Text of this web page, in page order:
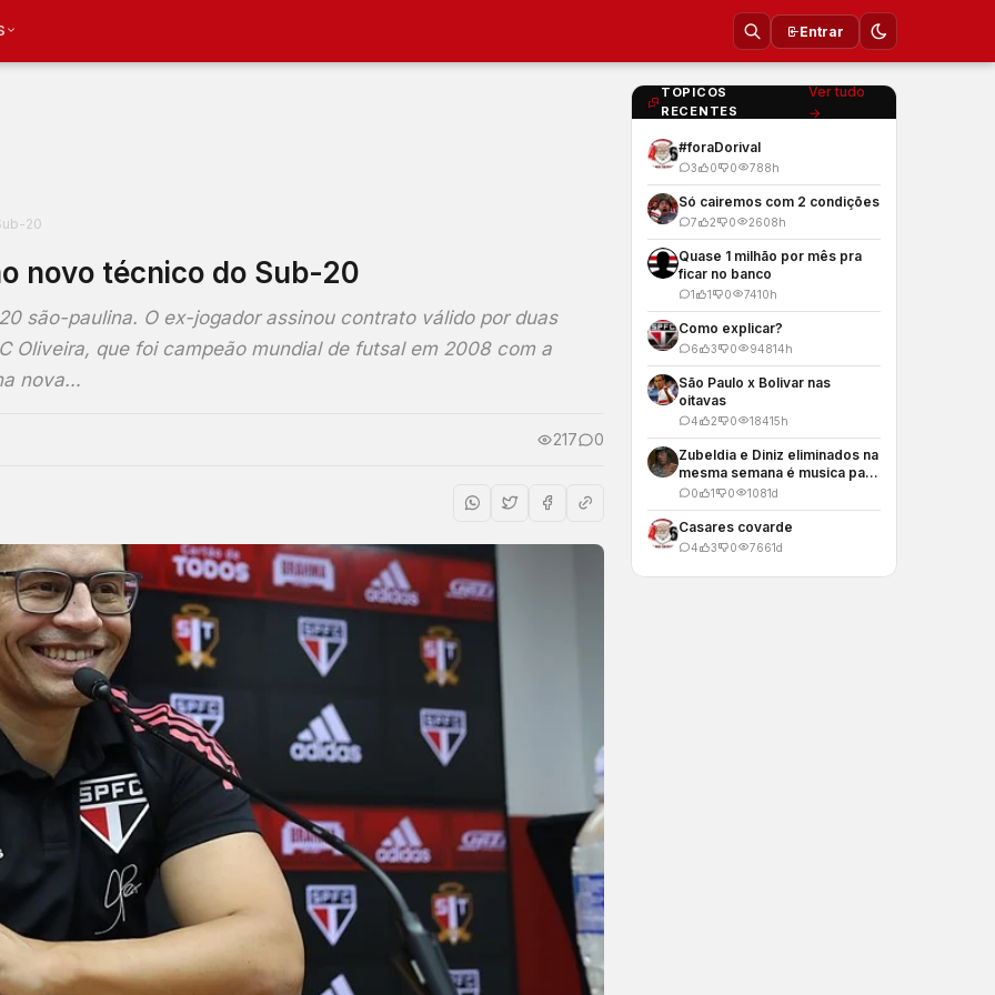
Entrar
20
novo técnico do Sub-20
são-paulina. O ex-jogador assinou contrato válido por duas
Oliveira, que foi campeão mundial de futsal em 2008 com a
nova…
217 0
TOPICOS
RECENTES
Ver tudo
→
#foraDorival
3 0 0 788h
Só cairemos com 2 condições
7 2 0 2608h
Quase 1 milhão por mês pra
ficar no banco
1 1 0 7410h
Como explicar?
6 3 0 94814h
São Paulo x Bolivar nas
oitavas
4 2 0 18415h
Zubeldia e Diniz eliminados na
mesma semana é musica para
os meus ouvidos
0 1 0 1081d
Casares covarde
4 3 0 7661d